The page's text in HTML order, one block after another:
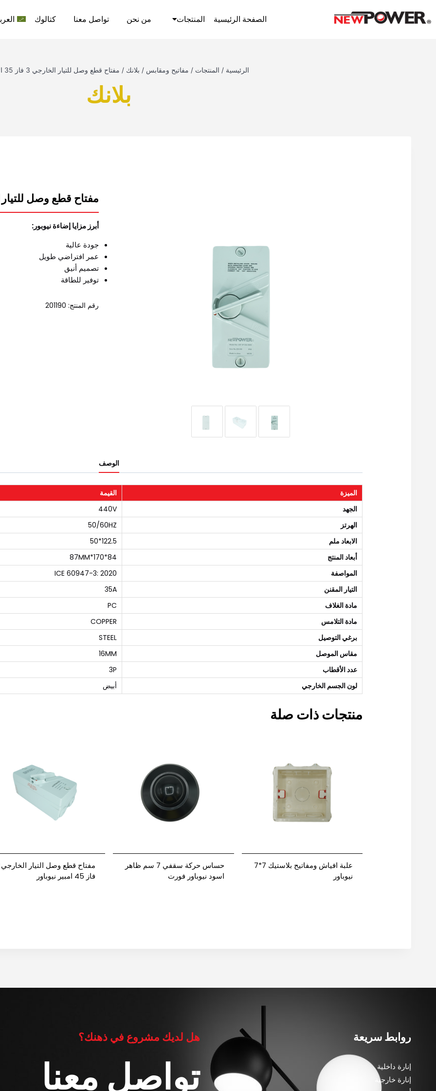
الصفحة الرئيسية المنتجات من نحن تواصل معنا كتالوك
الرئيسية / المنتجات / مفاتيح ومقابس / بلانك / مفتاح قطع وصل للتيار الخارجي 3 فاز 35 امبير نيوباور
بلانك
مفتاح قطع وصل للتيار الخارجي 3 فاز
أبرز مزايا إضاءة نيوبور:
جودة عالية
عمر افتراضي طويل
تصميم أنيق
توفير للطاقة
رقم المنتج: 201190
الوصف
الميزة
القيمة
الجهد
440V
الهرتز
50/60HZ
الابعاد ملم
122.5*50
أبعاد المنتج
84*170*87MM
المواصفة
ICE 60947-3: 2020
التيار المقنن
35A
مادة الغلاف
PC
مادة التلامس
COPPER
برغي التوصيل
STEEL
مقاس الموصل
16MM
عدد الأقطاب
3P
لون الجسم الخارجي
أبيض
منتجات ذات صلة
علبة افياش ومفاتيح بلاستيك 7*7
نيوباور
حساس حركة سقفي 7 سم ظاهر
اسود نيوباور فورت
فاز 45 امبير نيوباور
روابط سريعة
إنارة داخلية
إنارة خارجية
هل لديك مشروع في ذهنك؟
تواصل معنا